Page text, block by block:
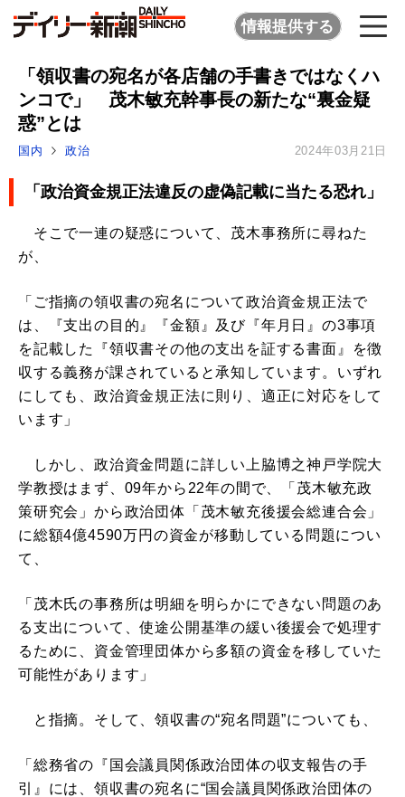
情報提供する
「領収書の宛名が各店舗の手書きではなくハ
ンコで」 茂木敏充幹事長の新たな“裏金疑
惑”とは
国内 政治 2024年03月21日
「政治資金規正法違反の虚偽記載に当たる恐れ」
そこで一連の疑惑について、茂木事務所に尋ねた
が、
「ご指摘の領収書の宛名について政治資金規正法で
は、『支出の目的』『金額』及び『年月日』の3事項
を記載した『領収書その他の支出を証する書面』を徴
収する義務が課されていると承知しています。いずれ
にしても、政治資金規正法に則り、適正に対応をして
います」
しかし、政治資金問題に詳しい上脇博之神戸学院大
学教授はまず、09年から22年の間で、「茂木敏充政
策研究会」から政治団体「茂木敏充後援会総連合会」
に総額4億4590万円の資金が移動している問題につい
て、
「茂木氏の事務所は明細を明らかにできない問題のあ
る支出について、使途公開基準の緩い後援会で処理す
るために、資金管理団体から多額の資金を移していた
可能性があります」
と指摘。そして、領収書の“宛名問題”についても、
「総務省の『国会議員関係政治団体の収支報告の手
引』には、領収書の宛名に“国会議員関係政治団体の